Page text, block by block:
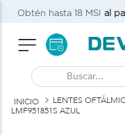
Obtén hasta 18 MSI al
Buscar...
LENTES
LMF951851S AZUL